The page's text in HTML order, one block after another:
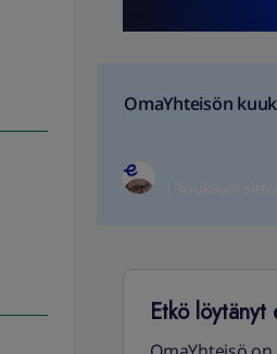
OmaYhteisön
Etkö löytänyt